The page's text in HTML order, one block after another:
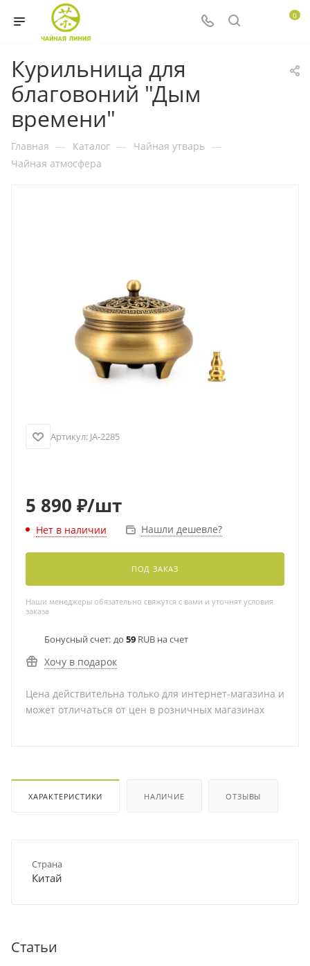
0
Курильница для
благовоний "Дым
времени"
Главная — Каталог — Чайная утварь —
Чайная атмосфера
Артикул: JA-2285
5 890 ₽/шт
Нет в наличии Нашли дешевле?
ПОД ЗАКАЗ
Наши менеджеры обязательно свяжутся с вами и уточнят условия
заказа
Бонусный счет: до 59 RUB на счет
Хочу в подарок
Цена действительна только для интернет-магазина и
может отличаться от цен в розничных магазинах
ХАРАКТЕРИСТИКИ НАЛИЧИЕ ОТЗЫВЫ
Страна
Китай
Статьи